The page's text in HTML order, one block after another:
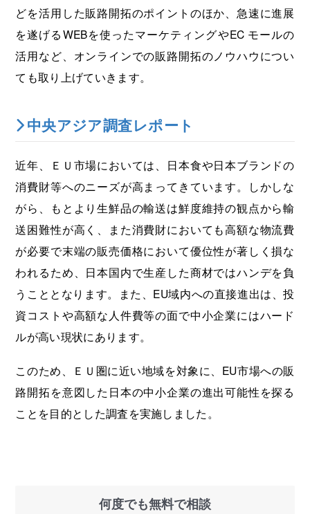
どを活用した販路開拓のポイントのほか、急速に進展
を遂げるWEBを使ったマーケティングやEC モールの
活用など、オンラインでの販路開拓のノウハウについ
ても取り上げていきます。
中央アジア調査レポート
近年、ＥＵ市場においては、日本食や日本ブランドの
消費財等へのニーズが高まってきています。しかしな
がら、もとより生鮮品の輸送は鮮度維持の観点から輸
送困難性が高く、また消費財においても高額な物流費
が必要で末端の販売価格において優位性が著しく損な
われるため、日本国内で生産した商材ではハンデを負
うこととなります。また、EU域内への直接進出は、投
資コストや高額な人件費等の面で中小企業にはハード
ルが高い現状にあります。
このため、ＥＵ圏に近い地域を対象に、EU市場への販
路開拓を意図した日本の中小企業の進出可能性を探る
ことを目的とした調査を実施しました。
何度でも無料で相談